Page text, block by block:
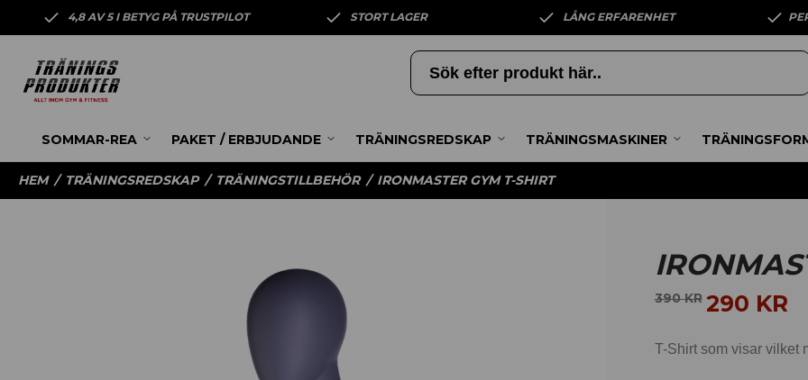
4,8 AV 5 I BETYG PÅ TRUSTPILOT STORT LAGER LÅNG ERFARENHET
SOMMAR-REA PAKET / ERBJUDANDE TRÄNINGSREDSKAP TRÄNINGSMASKINER
HEM / TRÄNINGSREDSKAP / TRÄNINGSTILLBEHÖR / IRONMASTER GYM T-SHIRT
390KR 290 KR
T-Shirt som visar vilket